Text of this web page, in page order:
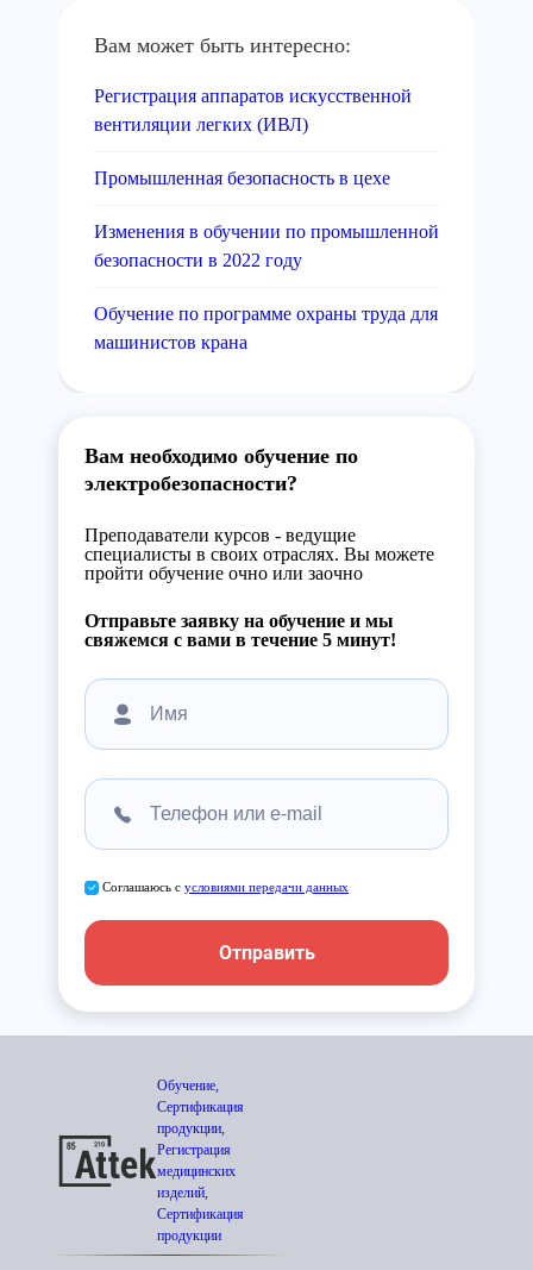
Вам может быть интересно:
Регистрация аппаратов искусственной
вентиляции легких (ИВЛ)
Промышленная безопасность в цехе
Изменения в обучении по промышленной
безопасности в 2022 году
Обучение по программе охраны труда для
машинистов крана
Вам необходимо обучение по
электробезопасности?
Преподаватели курсов - ведущие
специалисты в своих отраслях. Вы можете
пройти обучение очно или заочно
Отправьте заявку на обучение и мы
свяжемся с вами в течение 5 минут!
Соглашаюсь с условиями передачи данных
Отправить
Обучение,
Сертификация
продукции,
Регистрация
медицинских
изделий,
Сертификация
продукции